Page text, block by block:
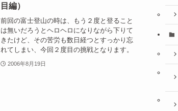
目編）
前回の富士登山の時は、もう２度と登ること
は無いだろうとヘロヘロになりながら下りて
きたけど、その苦労も数日経つとすっかり忘
れてしまい、今回２度目の挑戦となります。
2006年8月19日